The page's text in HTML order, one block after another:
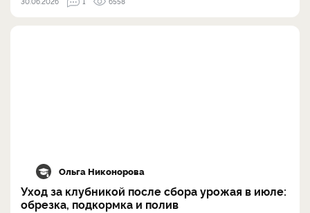
Ольга Никонорова
Уход за клубникой после сбора урожая в июле:
обрезка, подкормка и полив